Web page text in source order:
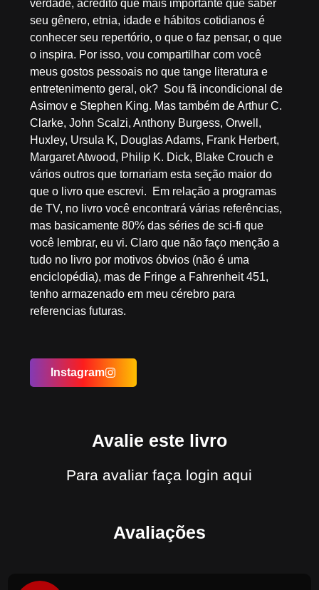
verdade, acredito que mais importante que saber
seu gênero, etnia, idade e hábitos cotidianos é
conhecer seu repertório, o que o faz pensar, o que
o inspira. Por isso, vou compartilhar com você
meus gostos pessoais no que tange literatura e
entretenimento geral, ok? Sou fã incondicional de
Asimov e Stephen King. Mas também de Arthur C.
Clarke, John Scalzi, Anthony Burgess, Orwell,
Huxley, Ursula K, Douglas Adams, Frank Herbert,
Margaret Atwood, Philip K. Dick, Blake Crouch e
vários outros que tornariam esta seção maior do
que o livro que escrevi. Em relação a programas
de TV, no livro você encontrará várias referências,
mas basicamente 80% das séries de sci-fi que
você lembrar, eu vi. Claro que não faço menção a
tudo no livro por motivos óbvios (não é uma
enciclopédia), mas de Fringe a Fahrenheit 451,
tenho armazenado em meu cérebro para
referencias futuras.
Instagram
Avalie este livro
Para avaliarfaça login aqui
Avaliações